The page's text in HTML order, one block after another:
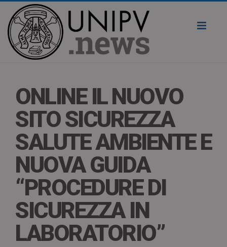
ONLINE IL NUOVO
SITO SICUREZZA
SALUTE AMBIENTE E
NUOVA GUIDA
“PROCEDURE DI
SICUREZZA IN
LABORATORIO”